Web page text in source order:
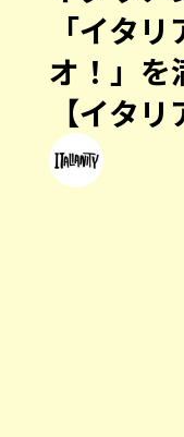
「イタ
オ！」を
【イタリ